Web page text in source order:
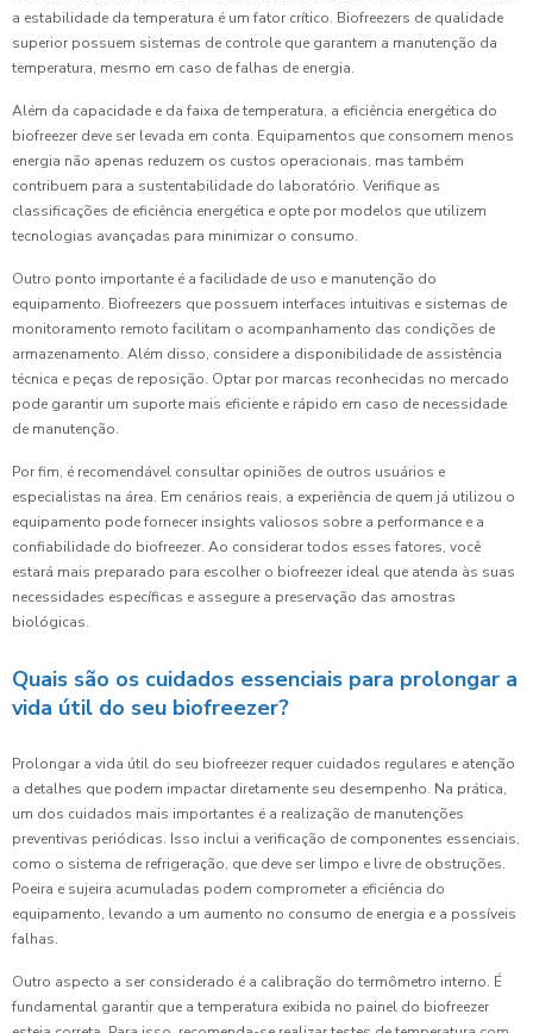
a estabilidade da temperatura é um fator crítico. Biofreezers de qualidade
superior possuem sistemas de controle que garantem a manutenção da
temperatura, mesmo em caso de falhas de energia.
Além da capacidade e da faixa de temperatura, a eficiência energética do
biofreezer deve ser levada em conta. Equipamentos que consomem menos
energia não apenas reduzem os custos operacionais, mas também
contribuem para a sustentabilidade do laboratório. Verifique as
classificações de eficiência energética e opte por modelos que utilizem
tecnologias avançadas para minimizar o consumo.
Outro ponto importante é a facilidade de uso e manutenção do
equipamento. Biofreezers que possuem interfaces intuitivas e sistemas de
monitoramento remoto facilitam o acompanhamento das condições de
armazenamento. Além disso, considere a disponibilidade de assistência
técnica e peças de reposição. Optar por marcas reconhecidas no mercado
pode garantir um suporte mais eficiente e rápido em caso de necessidade
de manutenção.
Por fim, é recomendável consultar opiniões de outros usuários e
especialistas na área. Em cenários reais, a experiência de quem já utilizou o
equipamento pode fornecer insights valiosos sobre a performance e a
confiabilidade do biofreezer. Ao considerar todos esses fatores, você
estará mais preparado para escolher o biofreezer ideal que atenda às suas
necessidades específicas e assegure a preservação das amostras
biológicas.
Quais são os cuidados essenciais para prolongar a
vida útil do seu biofreezer?
Prolongar a vida útil do seu biofreezer requer cuidados regulares e atenção
a detalhes que podem impactar diretamente seu desempenho. Na prática,
um dos cuidados mais importantes é a realização de manutenções
preventivas periódicas. Isso inclui a verificação de componentes essenciais,
como o sistema de refrigeração, que deve ser limpo e livre de obstruções.
Poeira e sujeira acumuladas podem comprometer a eficiência do
equipamento, levando a um aumento no consumo de energia e a possíveis
falhas.
Outro aspecto a ser considerado é a calibração do termômetro interno. É
fundamental garantir que a temperatura exibida no painel do biofreezer